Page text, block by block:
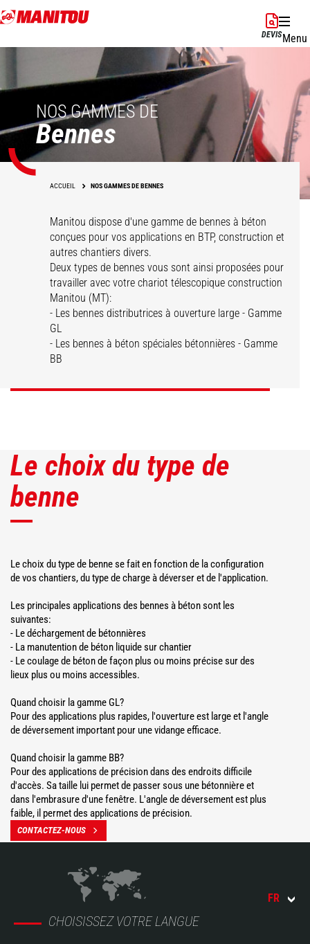
Aller
au
DEVISMenu
NOS GAMMES DE
Bennes
ACCUEIL NOS GAMMES DE BENNES
Manitou dispose d'une gamme de bennes à béton
conçues pour vos applications en BTP, construction et
autres chantiers divers.
Deux types de bennes vous sont ainsi proposées pour
travailler avec votre chariot télescopique construction
Manitou (MT):
- Les bennes distributrices à ouverture large - Gamme
GL
- Les bennes à béton spéciales bétonnières - Gamme
BB
Bennes
distributrices
Bennes à béton
Le choix du type de
benne
Le choix du type de benne se fait en fonction de la configuration
de vos chantiers, du type de charge à déverser et de l'application.
Les principales applications des bennes à béton sont les
suivantes:
- Le déchargement de bétonnières
- La manutention de béton liquide sur chantier
- Le coulage de béton de façon plus ou moins précise sur des
lieux plus ou moins accessibles.
Quand choisir la gamme GL?
Pour des applications plus rapides, l'ouverture est large et l'angle
de déversement important pour une vidange efficace.
Quand choisir la gamme BB?
Pour des applications de précision dans des endroits difficile
d'accès. Sa taille lui permet de passer sous une bétonnière et
dans l'embrasure d'une fenêtre. L'angle de déversement est plus
faible, il permet des applications de précision.
CONTACTEZ-NOUS
CHOISISSEZ VOTRE LANGUE
FR